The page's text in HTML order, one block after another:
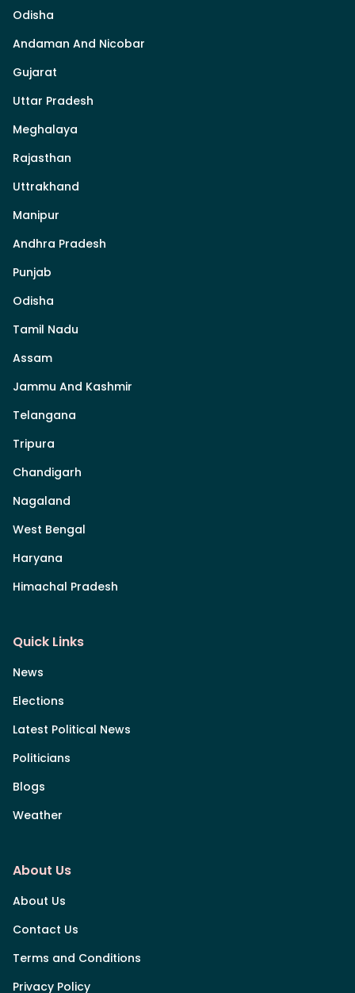
Odisha
Andaman And Nicobar
Gujarat
Uttar Pradesh
Meghalaya
Rajasthan
Uttrakhand
Manipur
Andhra Pradesh
Punjab
Odisha
Tamil Nadu
Assam
Jammu And Kashmir
Telangana
Tripura
Chandigarh
Nagaland
West Bengal
Haryana
Himachal Pradesh
Quick Links
News
Elections
Latest Political News
Politicians
Blogs
Weather
About Us
About Us
Contact Us
Terms and Conditions
Privacy Policy